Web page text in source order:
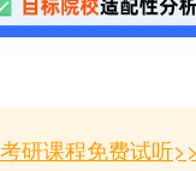
研课程免费试听